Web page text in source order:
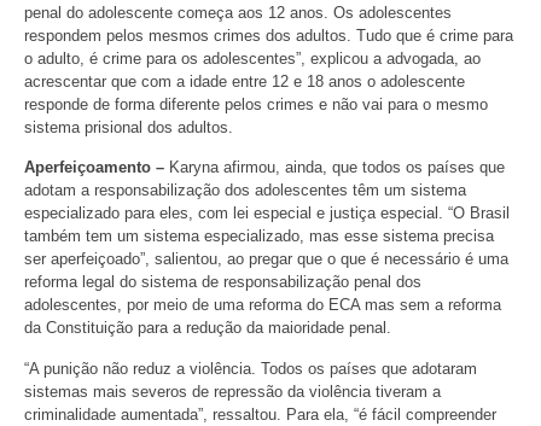
penal do adolescente começa aos 12 anos. Os adolescentes
respondem pelos mesmos crimes dos adultos. Tudo que é crime para
o adulto, é crime para os adolescentes”, explicou a advogada, ao
acrescentar que com a idade entre 12 e 18 anos o adolescente
responde de forma diferente pelos crimes e não vai para o mesmo
sistema prisional dos adultos.
Aperfeiçoamento – Karyna afirmou, ainda, que todos os países que
adotam a responsabilização dos adolescentes têm um sistema
especializado para eles, com lei especial e justiça especial. “O Brasil
também tem um sistema especializado, mas esse sistema precisa
ser aperfeiçoado”, salientou, ao pregar que o que é necessário é uma
reforma legal do sistema de responsabilização penal dos
adolescentes, por meio de uma reforma do ECA mas sem a reforma
da Constituição para a redução da maioridade penal.
“A punição não reduz a violência. Todos os países que adotaram
sistemas mais severos de repressão da violência tiveram a
criminalidade aumentada”, ressaltou. Para ela, “é fácil compreender